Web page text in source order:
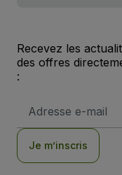
Recevez les
des offres
:
e-
Je m’inscris